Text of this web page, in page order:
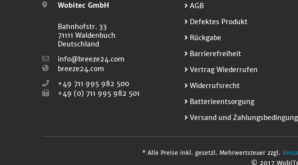
Wobitec GmbH
Bahnhofstr. 33
71111 Waldenbuch
Deutschland
info@breeze24.com
breeze24.com
+49 711 995 982 500
+49 (0) 711 995 982 501
AGB
Defektes Produkt
Rückgabe
Barrierefreiheit
Vertrag Wiederrufen
Widerrufsrecht
Batterieentsorgung
Versand und
* Alle Preise inkl. gesetzl. Mehrwertsteuer zzgl.
© 2017